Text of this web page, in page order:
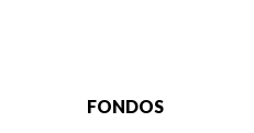
FONDOS